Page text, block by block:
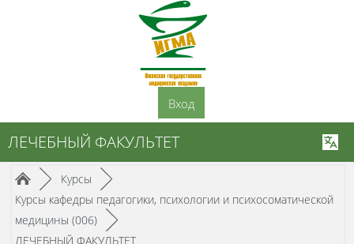
Перейти к основному содержанию
Вход
ЛЕЧЕБНЫЙ ФАКУЛЬТЕТ
Путь к странице
/► Курсы /►
Курсы кафедры педагогики, психологии и психосоматической
медицины (006)
/►
ЛЕЧЕБНЫЙ ФАКУЛЬТЕТ